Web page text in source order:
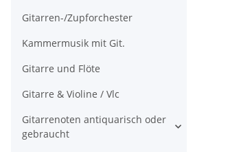
Gitarren-/Zupforchester
Kammermusik mit Git.
Gitarre und Flöte
Gitarre & Violine / Vlc
Gitarrenoten antiquarisch oder
gebraucht